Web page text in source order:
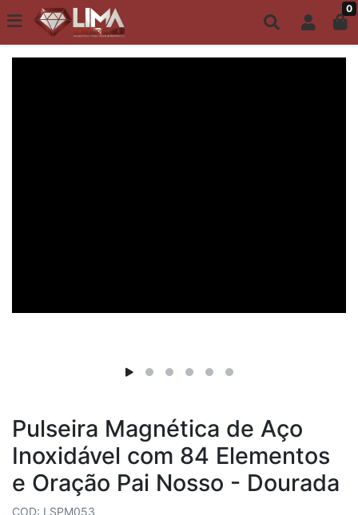
Todo site até 6X s/ juros | Frete Grátis a partir de R$149,00 0
ACESSÓRIOS MASCULINOS
Pulseira Magnética de Aço
Inoxidável com 84 Elementos
e Oração Pai Nosso - Dourada
COD: LSPM053